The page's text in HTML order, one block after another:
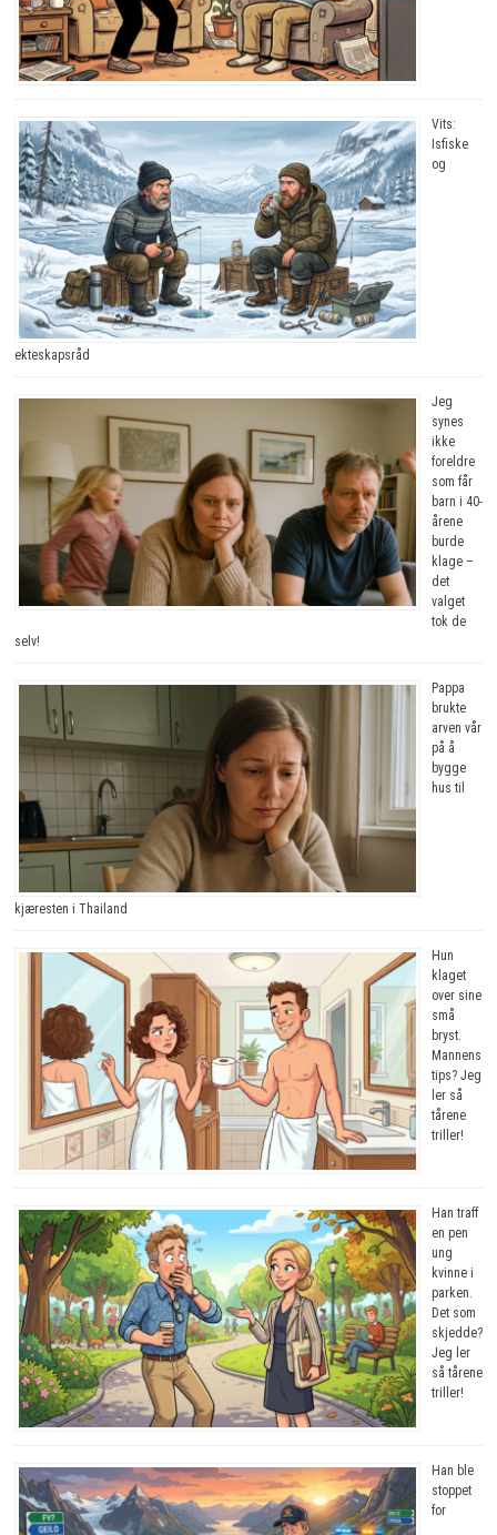
Vits:
Isfiske
og
ekteskapsråd
Jeg
synes
ikke
foreldre
som får
barn i 40-
årene
burde
klage –
det
valget
tok de
selv!
Pappa
brukte
arven vår
på å
bygge
hus til
kjæresten i Thailand
Hun
klaget
over sine
små
bryst.
Mannens
tips? Jeg
ler så
tårene
triller!
Han traff
en pen
ung
kvinne i
parken.
Det som
skjedde?
Jeg ler
så tårene
triller!
Han ble
stoppet
for